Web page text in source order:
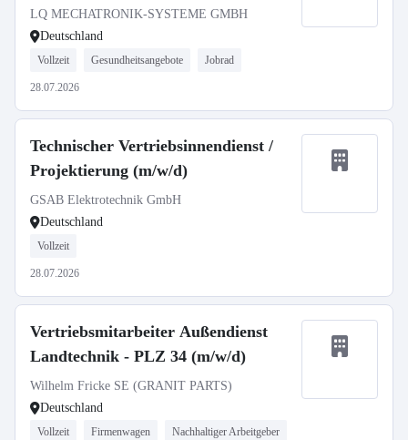
LQ MECHATRONIK-SYSTEME GMBH
Deutschland
Vollzeit Gesundheitsangebote Jobrad
28.07.2026
Technischer Vertriebsinnendienst /
Projektierung (m/w/d)
GSAB Elektrotechnik GmbH
Deutschland
Vollzeit
28.07.2026
Vertriebsmitarbeiter Außendienst
Landtechnik - PLZ 34 (m/w/d)
Wilhelm Fricke SE (GRANIT PARTS)
Deutschland
Vollzeit Firmenwagen Nachhaltiger Arbeitgeber